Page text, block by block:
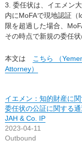
3. 委任状は、イエメン
内にMoFAで現地認証
限を超過した場合、
その時点で新規の委任
本文は
こちら （
Attorney）
イエメン：知的財産に
委任状の公証に関する通
JAH & Co. IP
2023-04-11
Outbound